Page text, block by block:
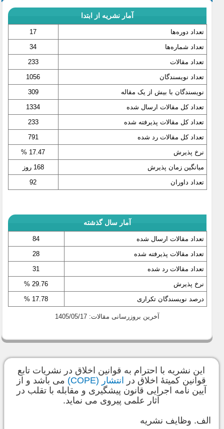
آمار نشریه از ابتدا
تعداد دوره‌ها
17
تعداد شماره‌ها
34
تعداد مقالات
233
تعداد نویسندگان
1056
نویسندگان با بیش از یک مقاله
309
تعداد کل مقالات ارسال شده
1334
تعداد کل مقالات پذیرفته شده
233
تعداد کل مقالات رد شده
791
نرخ پذیرش
17.47 %
میانگین زمان پذیرش
168 روز
تعداد داوران
92
آمار سال گذشته
تعداد مقالات ارسال شده
84
تعداد مقالات پذیرفته شده
28
تعداد مقالات رد شده
31
نرخ پذیرش
29.76 %
درصد نویسندگان تکراری
17.78 %
آخرین بروزرسانی مقالات: 1405/05/17
این نشریه با احترام به قوانین اخلاق در نشریات تابع
قوانین کمیتۀ اخلاق در
انتشار (COPE)
می باشد و از
آیین نامه اجرایی قانون پیشگیری و مقابله با تقلب در
آثار علمی پیروی می نماید.
الف. وظایف نشریه